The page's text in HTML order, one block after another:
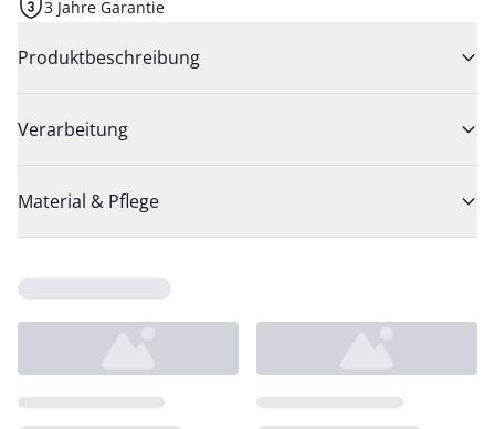
3 Jahre Garantie
Produktbeschreibung
Verarbeitung
Material & Pflege